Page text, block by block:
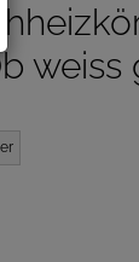
weiss